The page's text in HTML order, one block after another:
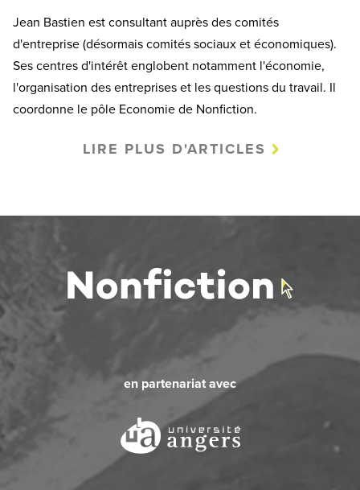
Jean Bastien est consultant auprès des comités
d'entreprise (désormais comités sociaux et économiques).
Ses centres d'intérêt englobent notamment l'économie,
l'organisation des entreprises et les questions du travail. Il
coordonne le pôle Economie de Nonfiction.
LIRE PLUS D'ARTICLES
en partenariat avec